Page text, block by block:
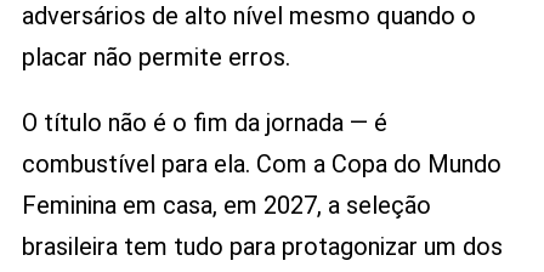
adversários de alto nível mesmo quando o
placar não permite erros.
O título não é o fim da jornada — é
combustível para ela. Com a Copa do Mundo
Feminina em casa, em 2027, a seleção
brasileira tem tudo para protagonizar um dos